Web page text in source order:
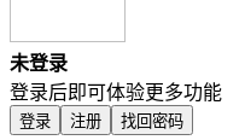
未登录
登录后即可体验更多功能
登录 注册 找回密码